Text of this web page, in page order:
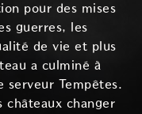
pour des mises
guerres, les
de vie et plus
a culminé à
serveur Tempêtes.
châteaux changer